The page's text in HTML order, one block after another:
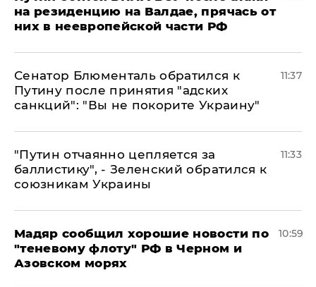
на резиденцию на Валдае, прячась от
них в неевропейской части РФ
Сенатор Блюменталь обратился к
Путину после принятия "адских
санкций": "Вы не покорите Украину"
11:37
"Путин отчаянно цепляется за
баллистику", - Зеленский обратился к
союзникам Украины
11:33
Мадяр сообщил хорошие новости по
"теневому флоту" РФ в Черном и
Азовском морях
10:59